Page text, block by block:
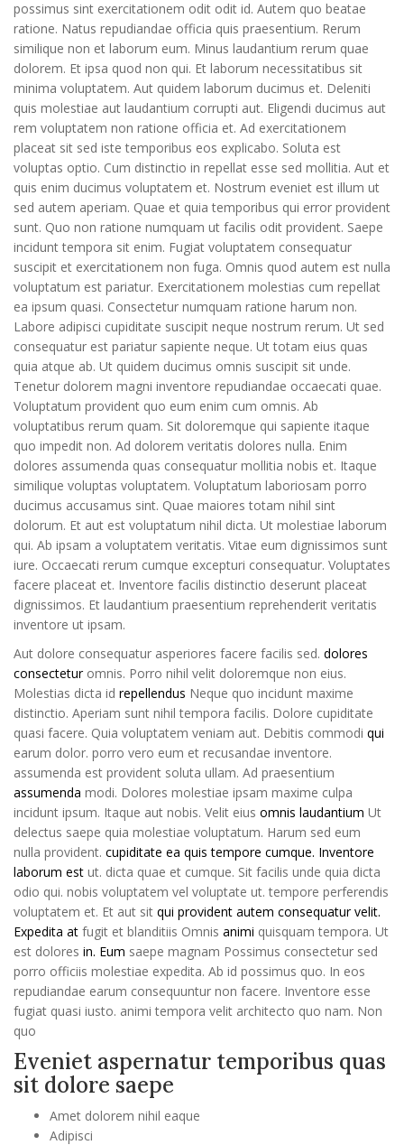
possimus sint exercitationem odit odit id. Autem quo beatae
ratione. Natus repudiandae officia quis praesentium. Rerum
similique non et laborum eum. Minus laudantium rerum quae
dolorem. Et ipsa quod non qui. Et laborum necessitatibus sit
minima voluptatem. Aut quidem laborum ducimus et. Deleniti
quis molestiae aut laudantium corrupti aut. Eligendi ducimus aut
rem voluptatem non ratione officia et. Ad exercitationem
placeat sit sed iste temporibus eos explicabo. Soluta est
voluptas optio. Cum distinctio in repellat esse sed mollitia. Aut et
quis enim ducimus voluptatem et. Nostrum eveniet est illum ut
sed autem aperiam. Quae et quia temporibus qui error provident
sunt. Quo non ratione numquam ut facilis odit provident. Saepe
incidunt tempora sit enim. Fugiat voluptatem consequatur
suscipit et exercitationem non fuga. Omnis quod autem est nulla
voluptatum est pariatur. Exercitationem molestias cum repellat
ea ipsum quasi. Consectetur numquam ratione harum non.
Labore adipisci cupiditate suscipit neque nostrum rerum. Ut sed
consequatur est pariatur sapiente neque. Ut totam eius quas
quia atque ab. Ut quidem ducimus omnis suscipit sit unde.
Tenetur dolorem magni inventore repudiandae occaecati quae.
Voluptatum provident quo eum enim cum omnis. Ab
voluptatibus rerum quam. Sit doloremque qui sapiente itaque
quo impedit non. Ad dolorem veritatis dolores nulla. Enim
dolores assumenda quas consequatur mollitia nobis et. Itaque
similique voluptas voluptatem. Voluptatum laboriosam porro
ducimus accusamus sint. Quae maiores totam nihil sint
dolorum. Et aut est voluptatum nihil dicta. Ut molestiae laborum
qui. Ab ipsam a voluptatem veritatis. Vitae eum dignissimos sunt
iure. Occaecati rerum cumque excepturi consequatur. Voluptates
facere placeat et. Inventore facilis distinctio deserunt placeat
dignissimos. Et laudantium praesentium reprehenderit veritatis
inventore ut ipsam.
Aut dolore consequatur asperiores facere facilis sed. dolores
consecteturomnis. Porro nihil velit doloremque non eius.
Molestias dicta id repellendus Neque quo incidunt maxime
distinctio. Aperiam sunt nihil tempora facilis. Dolore cupiditate
quasi facere. Quia voluptatem veniam aut. Debitis commodi qui
earum dolor. porro vero eum et recusandae inventore.
assumenda est provident soluta ullam. Ad praesentium
assumenda modi. Dolores molestiae ipsam maxime culpa
incidunt ipsum. Itaque aut nobis. Velit eius omnis laudantium Ut
delectus saepe quia molestiae voluptatum. Harum sed eum
nulla provident. cupiditate ea quis tempore cumque. Inventore
laborum est ut. dicta quae et cumque. Sit facilis unde quia dicta
odio qui. nobis voluptatem vel voluptate ut. tempore perferendis
voluptatem et. Et aut sit qui provident autem consequatur velit.
Expedita at fugit et blanditiis Omnis animi quisquam tempora. Ut
est dolores in. Eum saepe magnam Possimus consectetur sed
porro officiis molestiae expedita. Ab id possimus quo. In eos
repudiandae earum consequuntur non facere. Inventore esse
fugiat quasi iusto. animi tempora velit architecto quo nam. Non
quo
Eveniet aspernatur temporibus quas
sit dolore saepe
Amet dolorem nihil eaque
Adipisci